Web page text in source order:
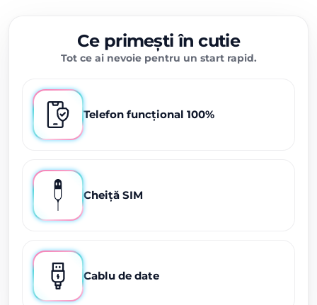
Ce primești în cutie
Tot ce ai nevoie pentru un start rapid.
Telefon funcțional 100%
Cheiță SIM
Cablu de date